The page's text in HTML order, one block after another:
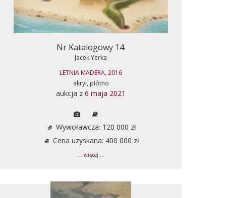
Nr Katalogowy 14.
Jacek Yerka
LETNIA MADERA, 2016
akryl, płótno
aukcja z 6 maja 2021
Wywoławcza: 120 000 zł
Cena uzyskana: 400 000 zł
... więcej ...